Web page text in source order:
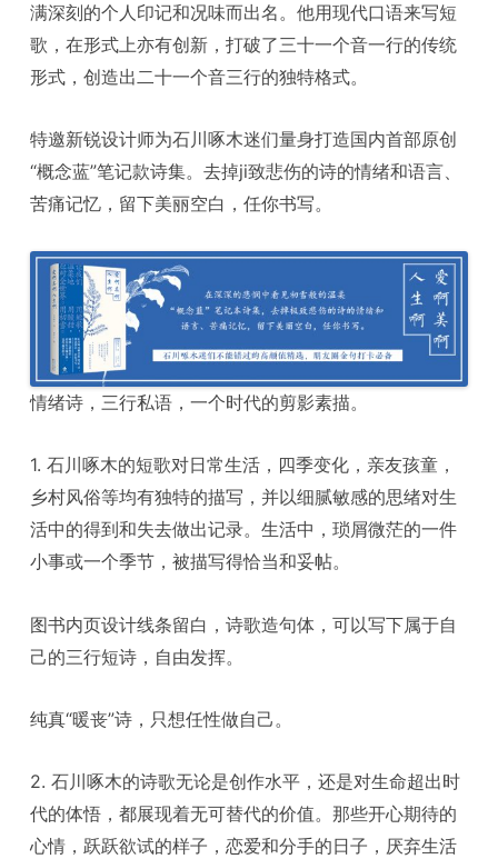
满深刻的个人印记和况味而出名。他用现代口语来写短
歌，在形式上亦有创新，打破了三十一个音一行的传统
形式，创造出二十一个音三行的独特格式。
特邀新锐设计师为石川啄木迷们量身打造国内首部原创
“概念蓝”笔记款诗集。去掉ji致悲伤的诗的情绪和语言、
苦痛记忆，留下美丽空白，任你书写。
情绪诗，三行私语，一个时代的剪影素描。
1. 石川啄木的短歌对日常生活，四季变化，亲友孩童，
乡村风俗等均有独特的描写，并以细腻敏感的思绪对生
活中的得到和失去做出记录。生活中，琐屑微茫的一件
小事或一个季节，被描写得恰当和妥帖。
图书内页设计线条留白，诗歌造句体，可以写下属于自
己的三行短诗，自由发挥。
纯真“暖丧”诗，只想任性做自己。
2. 石川啄木的诗歌无论是创作水平，还是对生命超出时
代的体悟，都展现着无可替代的价值。那些开心期待的
心情，跃跃欲试的样子，恋爱和分手的日子，厌弃生活